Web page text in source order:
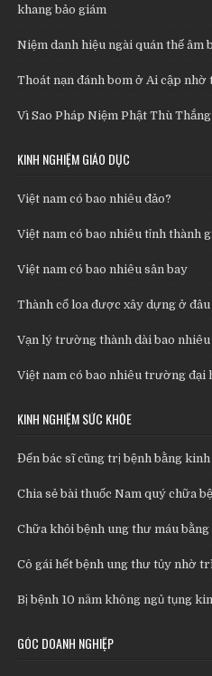
khang bảo giám
Niệm danh hiệu ngài quán thế âm
Thoát nạn đánh bom ở Ai cập
Vì Sao Pháp Niệm Phật Thù
KINH NGHIỆM GIÁO DỤC
Việt nam có bao nhiêu đảo?
Việt nam có bao nhiêu tỉnh thành
Việt nam có bao nhiêu sân bay
Thành cổ loa được xây dựng ở đâu
Vạn lý trường thành dài bao
Việt nam có bao nhiêu trường đại
KINH NGHIỆM SỨC KHỎE
Đến bác sĩ cũng trị bệnh bằng kinh
Chia sẻ bài thuốc Nam quý chữa
Chữa khỏi bệnh ung thư máu
Cô gái hết bệnh ung thư tủy nhờ
Bị bệnh 10 năm không ngủ tụng
GÓC DOANH NGHIỆP